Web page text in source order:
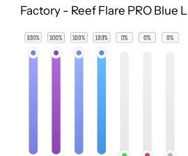
Factory - Reef Flare PRO Blue L